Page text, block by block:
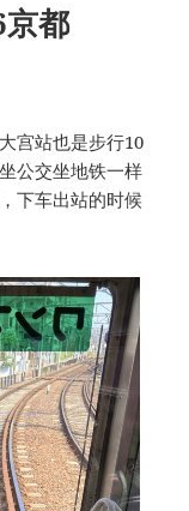
都
宫站也是步行10
公交坐地铁一样
下车出站的时候